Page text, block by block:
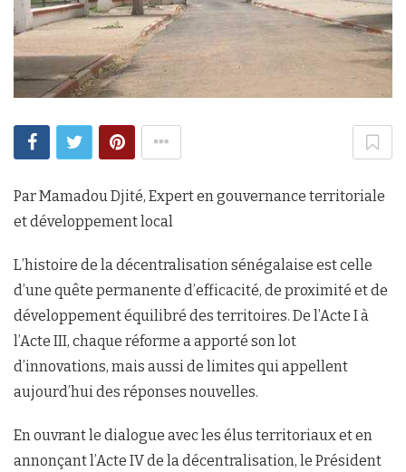
Par Mamadou Djité, Expert en gouvernance territoriale
et développement local
L’histoire de la décentralisation sénégalaise est celle
d’une quête permanente d’efficacité, de proximité et de
développement équilibré des territoires. De l’Acte I à
l’Acte III, chaque réforme a apporté son lot
d’innovations, mais aussi de limites qui appellent
aujourd’hui des réponses nouvelles.
En ouvrant le dialogue avec les élus territoriaux et en
annonçant l’Acte IV de la décentralisation, le Président